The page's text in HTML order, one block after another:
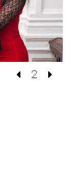
2